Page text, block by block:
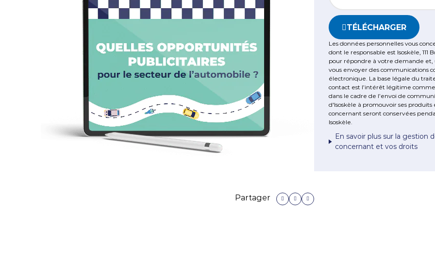
Partager
Bitte geben Sie die im
TÉLÉCHARGER
Les données personnelles vous
dont le responsable est Isoskèle, 111
pour répondre à votre demande et,
vous envoyer des communications
électronique. La base légale du
contact est l’intérêt légitime
dans le cadre de l’envoi de
d'Isoskèle à promouvoir ses
concernant seront conservées
Isoskèle.
En savoir plus sur la gestion
concernant et vos droits